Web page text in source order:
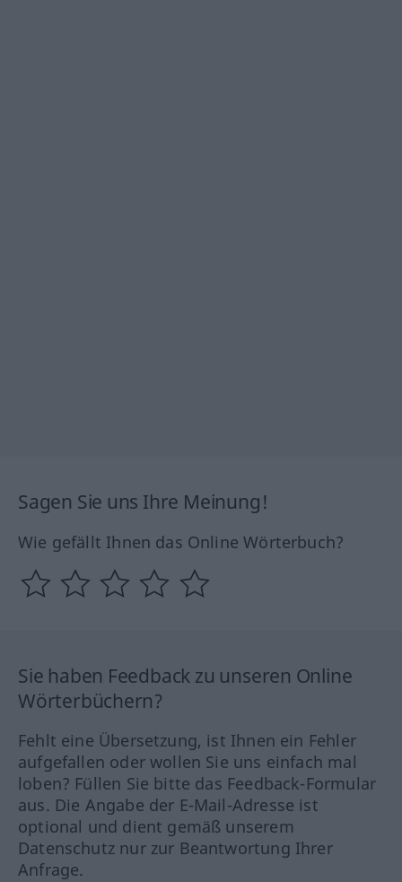
Sagen Sie uns Ihre Meinung!
Wie gefällt Ihnen das Online Wörterbuch?
Sie haben Feedback zu unseren Online
Wörterbüchern?
Fehlt eine Übersetzung, ist Ihnen ein Fehler
aufgefallen oder wollen Sie uns einfach mal
loben? Füllen Sie bitte das Feedback-Formular
aus. Die Angabe der E-Mail-Adresse ist
optional und dient gemäß unserem
Datenschutz nur zur Beantwortung Ihrer
Anfrage.